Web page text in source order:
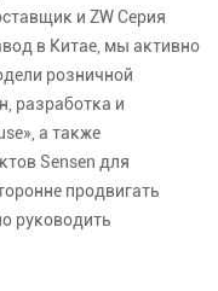
и ZW Серия
в Китае, мы активно
розничной
разработка и
а также
Sensen для
продвигать
руководить